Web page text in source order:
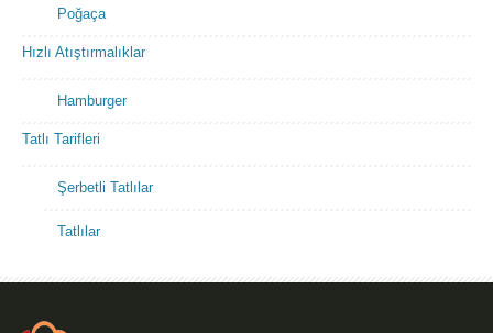
Poğaça
Hızlı Atıştırmalıklar
Hamburger
Tatlı Tarifleri
Şerbetli Tatlılar
Tatlılar